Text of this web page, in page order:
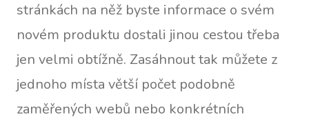
stránkách na něž byste informace o svém
novém produktu dostali jinou cestou třeba
jen velmi obtížně. Zasáhnout tak můžete z
jednoho místa větší počet podobně
zaměřených webů nebo konkrétních